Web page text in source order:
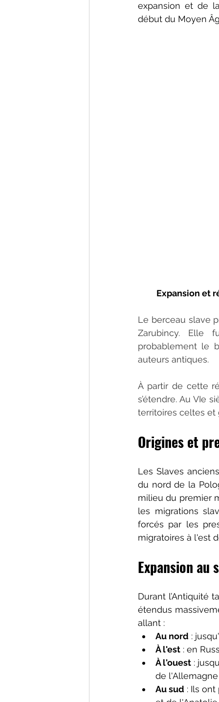
expansion et de
début du Moyen
Expansion et
Le berceau slave
Zarubincy. Elle
probablement le
auteurs antiques.
À partir de cette
s’étendre. Au VIe
territoires celtes et
Origines et
Les Slaves
du nord de la
milieu du premier
les migrations
forcés par les
migratoires à l'est
Expansion au
Durant l’Antiquité
étendus
allant :
Au nord :
À l'est : en
À l'ouest :
de
Au sud : Ils